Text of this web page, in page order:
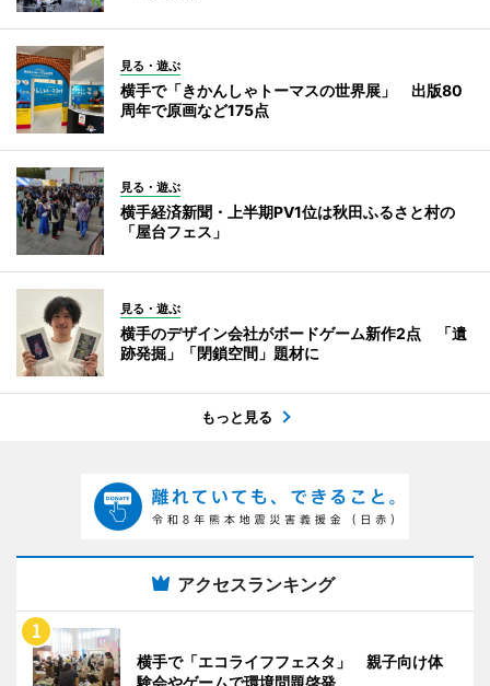
見る・遊ぶ
横手で「きかんしゃトーマスの世界展」 出版80
周年で原画など175点
見る・遊ぶ
横手経済新聞・上半期PV1位は秋田ふるさと村の
「屋台フェス」
見る・遊ぶ
横手のデザイン会社がボードゲーム新作2点 「遺
跡発掘」「閉鎖空間」題材に
もっと見る
アクセスランキング
横手で「エコライフフェスタ」 親子向け体